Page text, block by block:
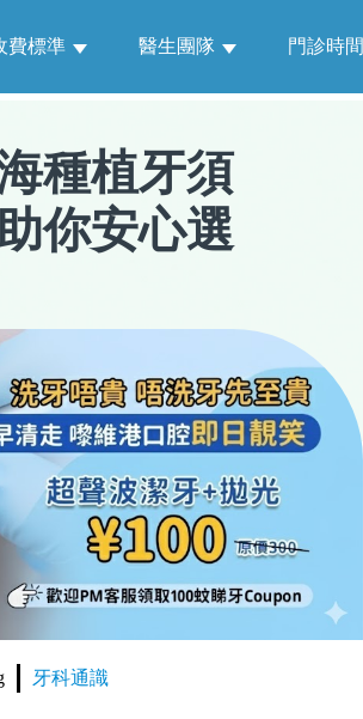
費標準 醫生團隊 門診時間
種植牙須
你安心選
牙科通識